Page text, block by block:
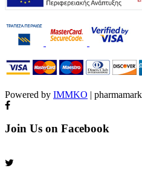
Powered by IMMKO |
Join Us on Facebook